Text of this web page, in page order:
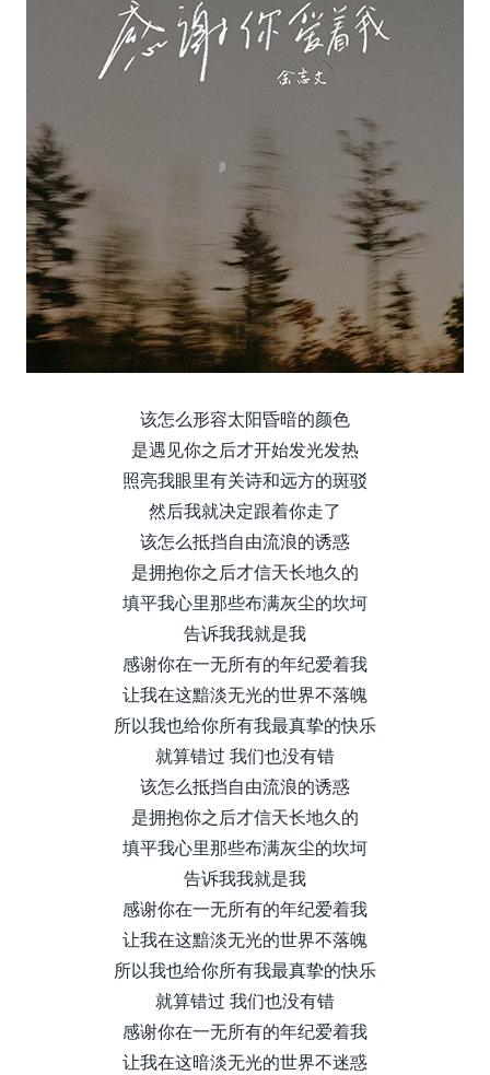
该怎么形容太阳昏暗的颜色
是遇见你之后才开始发光发热
照亮我眼里有关诗和远方的斑驳
然后我就决定跟着你走了
该怎么抵挡自由流浪的诱惑
是拥抱你之后才信天长地久的
填平我心里那些布满灰尘的坎坷
告诉我我就是我
感谢你在一无所有的年纪爱着我
让我在这黯淡无光的世界不落魄
所以我也给你所有我最真挚的快乐
就算错过 我们也没有错
该怎么抵挡自由流浪的诱惑
是拥抱你之后才信天长地久的
填平我心里那些布满灰尘的坎坷
告诉我我就是我
感谢你在一无所有的年纪爱着我
让我在这黯淡无光的世界不落魄
所以我也给你所有我最真挚的快乐
就算错过 我们也没有错
感谢你在一无所有的年纪爱着我
让我在这暗淡无光的世界不迷惑